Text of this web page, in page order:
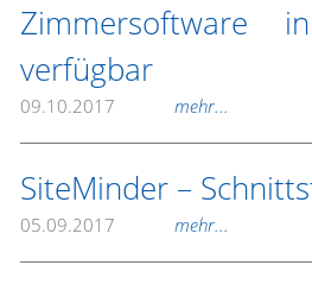
Zimmersoftware
verfügbar
09.10.2017 mehr...
SiteMinder –
05.09.2017 mehr...